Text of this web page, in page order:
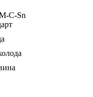
C-Sn